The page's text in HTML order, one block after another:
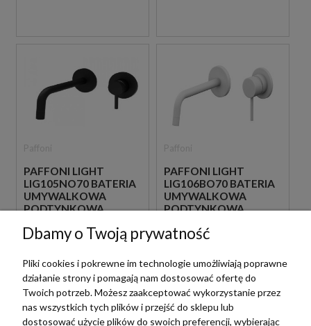
PAFFONI LIGHT
LIG105NO70 BATERIA
UMYWALKOWA
PODTYNKOWA
CZARNA
1 089,00 zł szt.
PAFFONI LIGHT
LIG106BO70 BATERIA
UMYWALKOWA
PODTYNKOWA
BIAŁA
1 089,00 zł
Dbamy o Twoją prywatność
Pliki cookies i pokrewne im technologie umożliwiają poprawne
działanie strony i pomagają nam dostosować ofertę do
Twoich potrzeb. Możesz zaakceptować wykorzystanie przez
nas wszystkich tych plików i przejść do sklepu lub
dostosować użycie plików do swoich preferencji, wybierając